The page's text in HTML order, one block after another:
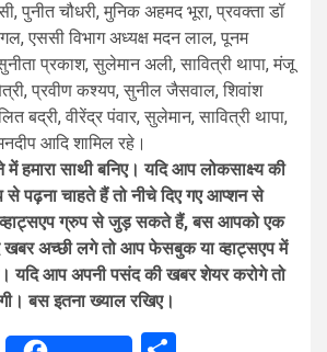
पुनीत चौधरी, मुनिक अहमद भूरा, प्रवक्ता डॉ
एससी विभाग अध्यक्ष मदन लाल, पूनम
प्रकाश, सुलेमान अली, सावित्री थापा, मंजू
प्रवीण कश्यप, सुनील जैसवाल, शिवांश
बद्री, वीरेंद्र पंवार, सुलेमान, सावित्री थापा,
आदि शामिल रहे।
हमारा साथी बनिए। यदि आप लोकसाक्ष्य की
से पढ़ना चाहते हैं तो नीचे दिए गए आप्शन से
ग्रुप से जुड़ सकते हैं, बस आपको एक
अच्छी लगे तो आप फेसबुक या व्हाट्सएप में
यदि आप अपनी पसंद की खबर शेयर करोगे तो
बस इतना ख्याल रखिए।